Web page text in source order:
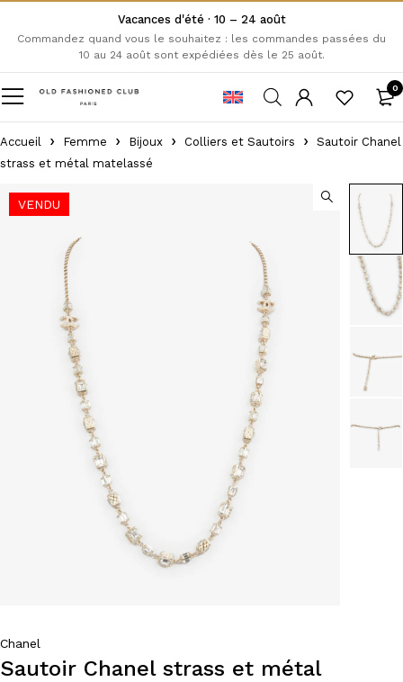
Vacances d'été · 10 – 24 août
Commandez quand vous le souhaitez : les commandes passées du
10 au 24 août sont expédiées dès le 25 août.
0
Accueil Femme Bijoux Colliers et Sautoirs
Sautoir Chanel
strass et métal matelassé
VENDU
Chanel
Sautoir Chanel strass et métal